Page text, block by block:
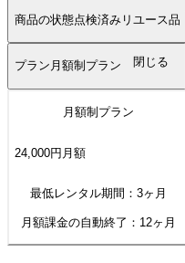
商品の状態点検済みリユース品
プラン 月額制プラン 閉じる
月額制プラン
24,000円 月額
最低レンタル期間：3ヶ月
月額課金の自動終了： 12ヶ月